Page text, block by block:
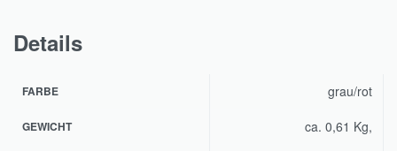
Details
FARBE grau/rot
GEWICHT ca. 0,61 Kg,